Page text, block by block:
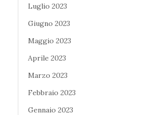
Luglio 2023
Giugno 2023
Maggio 2023
Aprile 2023
Marzo 2023
Febbraio 2023
Gennaio 2023